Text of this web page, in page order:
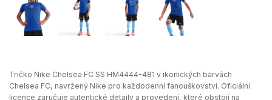
Tričko Nike Chelsea FC SS HM4444-481 v ikonických barvách
Chelsea FC, navržený Nike pro každodenní fanouškovství. Oficiální
licence zaručuje autentické detaily a provedení, které obstojí na